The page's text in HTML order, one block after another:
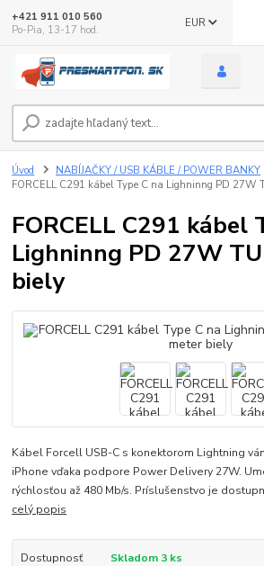
EUR
+421 911 010 560
Po-Pia, 13-17 hod.
Úvod NABÍJAČKY / USB KÁBLE / POWER BANKY
FORCELL C291 kábel Type C na Lighninng PD 27W
FORCELL C291 kábel
Lighninng PD 27W
biely
Kábel Forcell USB-C s konektorom Lightning
iPhone vďaka podpore Power Delivery 27W.
rýchlosťou až 480 Mb/s. Príslušenstvo je
celý popis
Dostupnosť
Skladom 3 ks